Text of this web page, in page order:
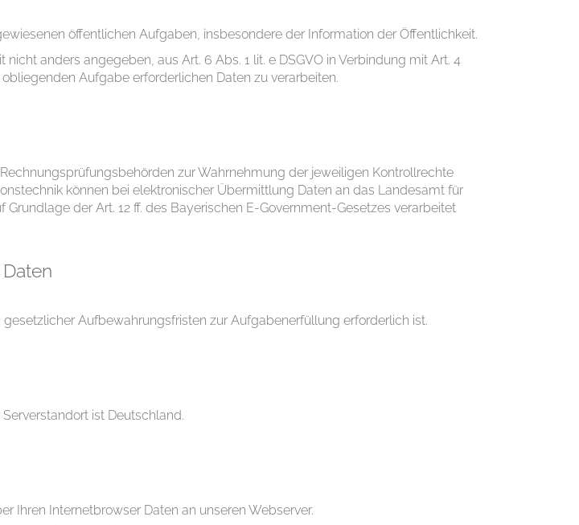
öffentlichen Aufgaben, insbesondere der Information der Öffentlichkeit.
anders angegeben, aus Art. 6 Abs. 1 lit. e DSGVO in Verbindung mit Art. 4
Aufgabe erforderlichen Daten zu verarbeiten.
zur Wahrnehmung der jeweiligen Kontrollrechte
können bei elektronischer Übermittlung Daten an das Landesamt für
der Art. 12 ff. des Bayerischen E-Government-Gesetzes verarbeitet
Aufbewahrungsfristen zur Aufgabenerfüllung erforderlich ist.
ist Deutschland.
Ihren Internetbrowser Daten an unseren Webserver.